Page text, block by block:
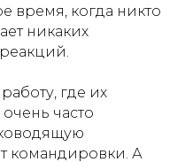
время, когда никто
никаких
где их
часто
командировки. А